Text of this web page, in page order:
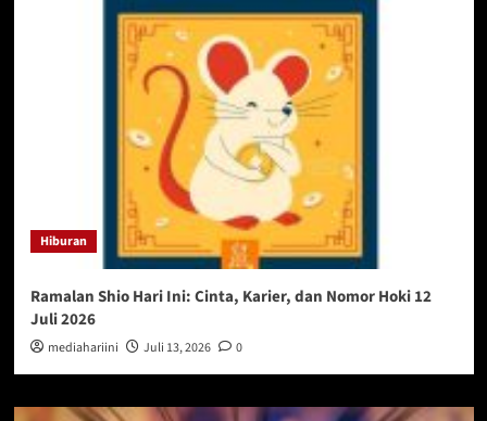
Hiburan
Ramalan Shio Hari Ini: Cinta, Karier, dan Nomor Hoki 12
Juli 2026
mediahariini Juli 13, 2026 0